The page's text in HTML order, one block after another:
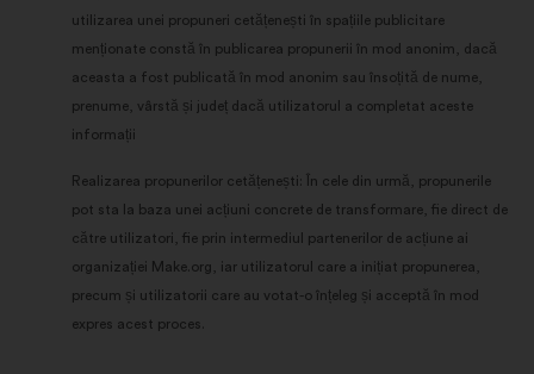
utilizarea unei propuneri cetățenești în spațiile publicitare
menționate constă în publicarea propunerii în mod anonim, dacă
aceasta a fost publicată în mod anonim sau însoțită de nume,
prenume, vârstă și județ dacă utilizatorul a completat aceste
informații
Realizarea propunerilor cetățenești: În cele din urmă, propunerile
pot sta la baza unei acțiuni concrete de transformare, fie direct de
către utilizatori, fie prin intermediul partenerilor de acțiune ai
organizației Make.org, iar utilizatorul care a inițiat propunerea,
precum și utilizatorii care au votat-o înțeleg și acceptă în mod
expres acest proces.